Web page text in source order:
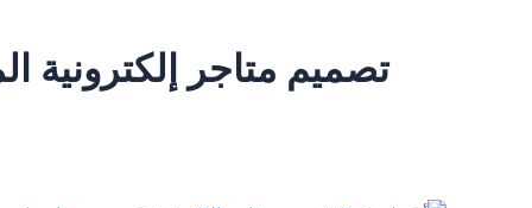
تصميم متاجر إلكترونية